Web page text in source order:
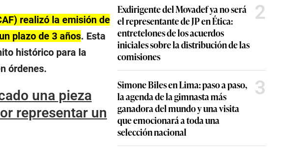
realizó la emisión de
plazo de 3 años. Esta
histórico para la
órdenes.
una pieza
representar un
Exdirigente del Movadef ya no será
el representante de JP en Ética:
entretelones de los acuerdos
iniciales sobre la distribución de las
comisiones
2
Simone Biles en Lima: paso a paso,
la agenda de la gimnasta más
ganadora del mundo y una visita
que emocionará a toda una
selección nacional
3